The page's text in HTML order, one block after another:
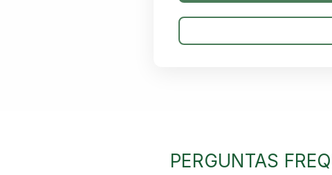
PERGUNTAS